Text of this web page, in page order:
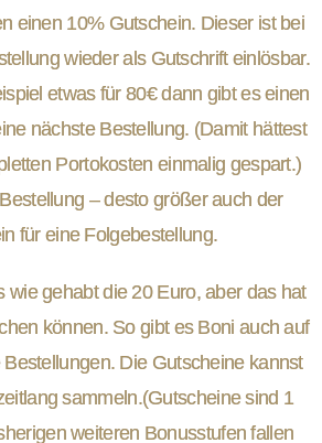
einen 10% Gutschein. Dieser ist bei
wieder als Gutschrift einlösbar.
etwas für 80€ dann gibt es einen
nächste Bestellung. (Damit hättest
Portokosten einmalig gespart.)
– desto größer auch der
für eine Folgebestellung.
wie gehabt die 20 Euro, aber das hat
können. So gibt es Boni auch auf
Die Gutscheine kannst
sammeln.(Gutscheine sind 1
weiteren Bonusstufen fallen